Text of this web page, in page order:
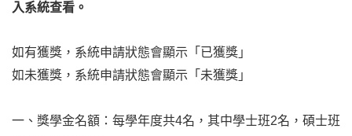
入系統查看。
如有獲獎，系統申請狀態會顯示「已獲獎」
如未獲獎，系統申請狀態會顯示「未獲獎」
一、獎學金名額：每學年度共4名，其中學士班2名，碩士班